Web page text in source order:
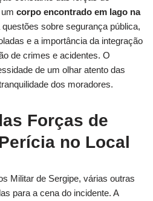
corpo encontrado em lago na
questões sobre segurança pública,
e a importância da integração
de crimes e acidentes. O
de um olhar atento das
dos moradores.
Forças de
no Local
Militar de Sergipe, várias outras
para a cena do incidente. A